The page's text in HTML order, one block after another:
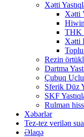
Xətti
Xətti
THK
Xətti
Rezin
Dartma
Çubuq Uclu
Sferik Düz
SKF
Rulman
Xəbərlər
Tez-tez verilən
Əlaqə